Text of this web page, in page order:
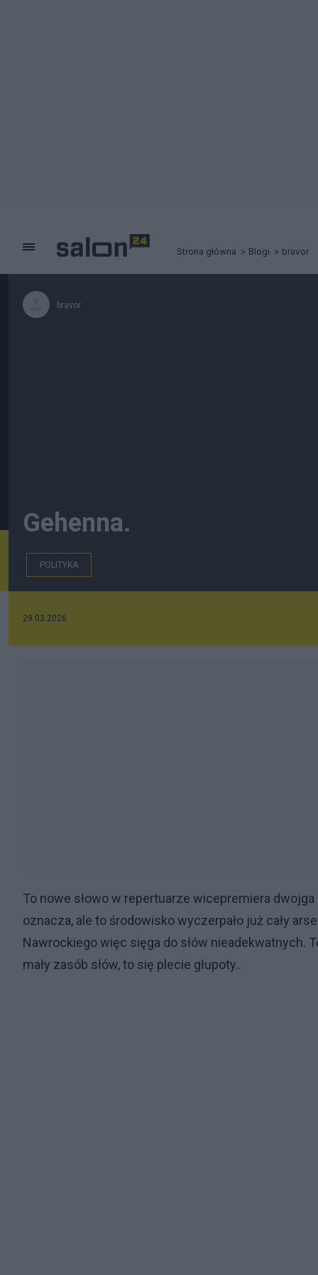
Strona główna Blogi bravor
bravor
Gehenna.
POLITYKA
29.03.2026
To nowe słowo w repertuarze wicepremiera
oznacza, ale to środowisko wyczerpało już cały
Nawrockiego więc sięga do słów nieadekwatnych.
mały zasób słów, to się plecie głupoty..